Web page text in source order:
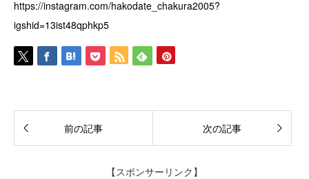
https://instagram.com/hakodate_chakura2005?
igshid=13ist48qphkp5
前の記事 次の記事
【スポンサーリンク】